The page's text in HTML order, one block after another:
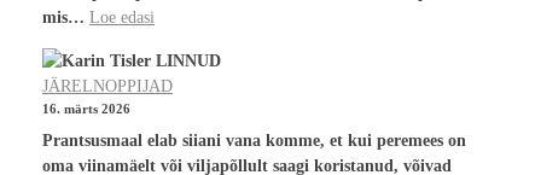
mis… Loe edasi
JÄRELNOPPIJAD
16. märts 2026
Prantsusmaal elab siiani vana komme, et kui peremees on
oma viinamäelt või viljapõllult saagi koristanud, võivad